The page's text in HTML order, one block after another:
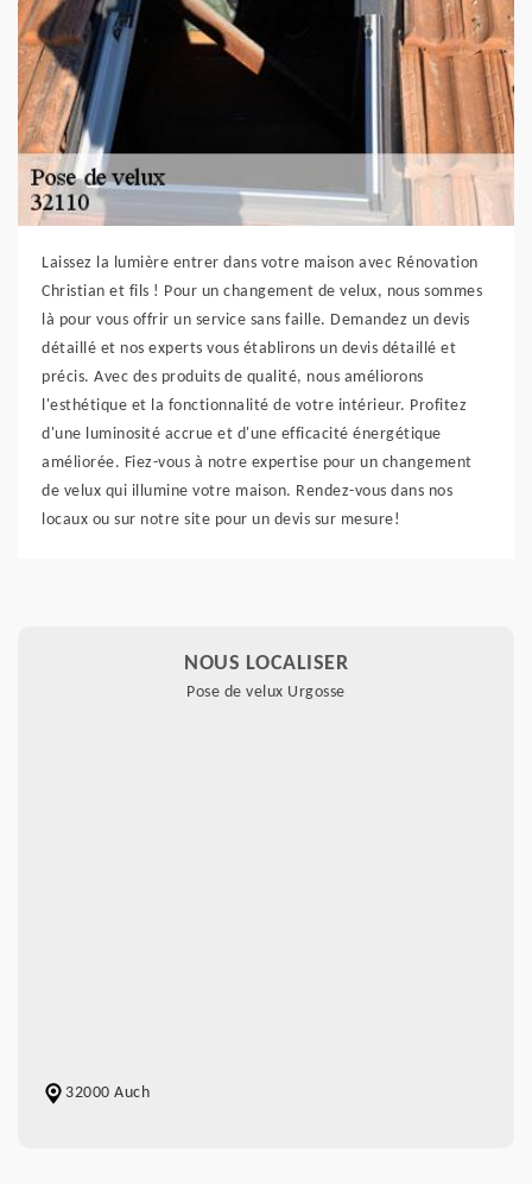
Laissez la lumière entrer dans votre maison avec Rénovation
Christian et fils ! Pour un changement de velux, nous sommes
là pour vous offrir un service sans faille. Demandez un devis
détaillé et nos experts vous établirons un devis détaillé et
précis. Avec des produits de qualité, nous améliorons
l'esthétique et la fonctionnalité de votre intérieur. Profitez
d'une luminosité accrue et d'une efficacité énergétique
améliorée. Fiez-vous à notre expertise pour un changement
de velux qui illumine votre maison. Rendez-vous dans nos
locaux ou sur notre site pour un devis sur mesure!
NOUS LOCALISER
Pose de velux Urgosse
32000 Auch